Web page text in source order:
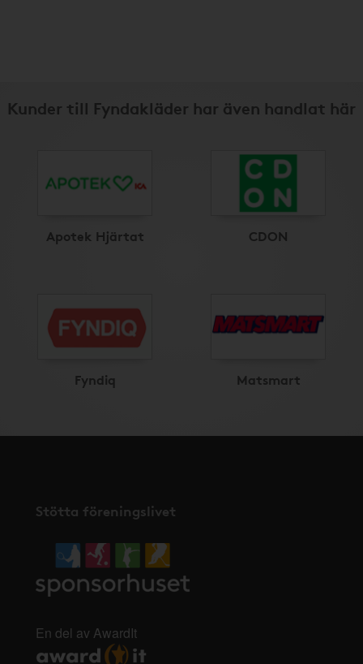
Kunder till Fyndakläder har även handlat här
Apotek Hjärtat CDON
Fyndiq Matsmart
Stötta föreningslivet
En del av AwardIt